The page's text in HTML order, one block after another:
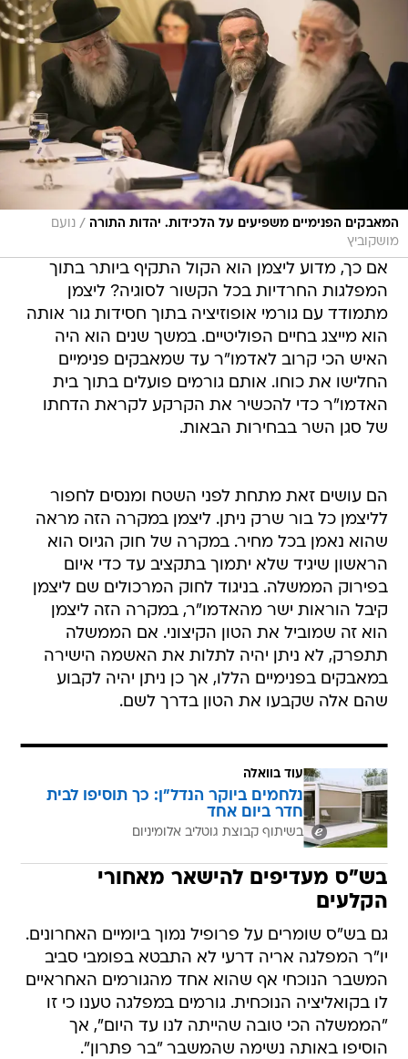
המאבקים הפנימיים משפיעים על הלכידות. יהדות התורה / נועם
מושקוביץ
אם כך, מדוע ליצמן הוא הקול התקיף ביותר בתוך
המפלגות החרדיות בכל הקשור לסוגיה? ליצמן
מתמודד עם גורמי אופוזיציה בתוך חסידות גור אותה
הוא מייצג בחיים הפוליטיים. במשך שנים הוא היה
האיש הכי קרוב לאדמו"ר עד שמאבקים פנימיים
החלישו את כוחו. אותם גורמים פועלים בתוך בית
האדמו"ר כדי להכשיר את הקרקע לקראת הדחתו
של סגן השר בבחירות הבאות.
הם עושים זאת מתחת לפני השטח ומנסים לחפור
לליצמן כל בור שרק ניתן. ליצמן במקרה הזה מראה
שהוא נאמן בכל מחיר. במקרה של חוק הגיוס הוא
הראשון שיגיד שלא יתמוך בתקציב עד כדי איום
בפירוק הממשלה. בניגוד לחוק המרכולים שם ליצמן
קיבל הוראות ישר מהאדמו"ר, במקרה הזה ליצמן
הוא זה שמוביל את הטון הקיצוני. אם הממשלה
תתפרק, לא ניתן יהיה לתלות את האשמה הישירה
במאבקים בפנימיים הללו, אך כן ניתן יהיה לקבוע
שהם אלה שקבעו את הטון בדרך לשם.
עוד בוואלה
נלחמים ביוקר הנדל"ן: כך תוסיפו לבית
חדר ביום אחד
בשיתוף קבוצת גוטליב אלומיניום
בש"ס מעדיפים להישאר מאחורי
הקלעים
גם בש"ס שומרים על פרופיל נמוך ביומיים האחרונים.
יו"ר המפלגה אריה דרעי לא התבטא בפומבי סביב
המשבר הנוכחי אף שהוא אחד מהגורמים האחראיים
לו בקואליציה הנוכחית. גורמים במפלגה טענו כי זו
"הממשלה הכי טובה שהייתה לנו עד היום", אך
הוסיפו באותה נשימה שהמשבר "בר פתרון".